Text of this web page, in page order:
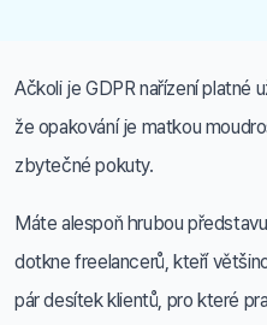
Ačkoli je GDPR nařízení platné
že opakování je matkou
zbytečné pokuty.
Máte alespoň hrubou
dotkne freelancerů, kteří
pár desítek klientů, pro které